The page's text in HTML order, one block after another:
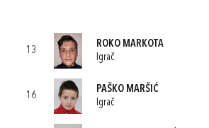
13
ROKO MARKOTA
Igrač
16
PAŠKO MARŠIĆ
Igrač